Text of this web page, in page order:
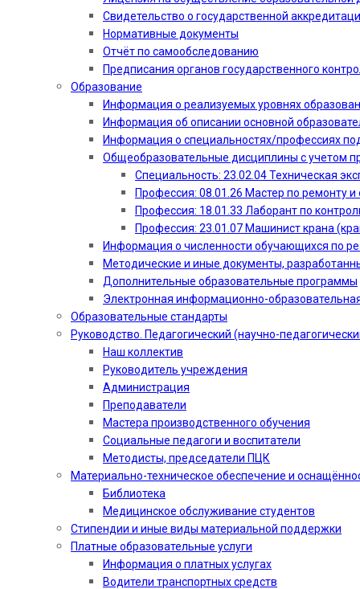
Свидетельство о государственной
Нормативные документы
Отчёт по самообследованию
Предписания органов государственного
Образование
Информация о реализуемых уровнях
Информация об описании основной
Информация о специальностях/профессиях
Общеобразовательные дисциплины с учетом
Специальность: 23.02.04 Техническая
Профессия: 08.01.26 Мастер по ремонту
Профессия: 18.01.33 Лаборант по
Профессия: 23.01.07 Машинист крана
Информация о численности обучающихся по
Методические и иные документы,
Дополнительные образовательные программы
Электронная информационно-
Образовательные стандарты
Руководство. Педагогический (научно-
Наш коллектив
Руководитель учреждения
Администрация
Преподаватели
Мастера производственного обучения
Социальные педагоги и воспитатели​
Методисты, председатели ПЦК
Материально-техническое обеспечение и
Библиотека
Медицинское обслуживание студентов
Стипендии и иные виды материальной поддержки
Платные образовательные услуги
Информация о платных услугах
Водители транспортных средств